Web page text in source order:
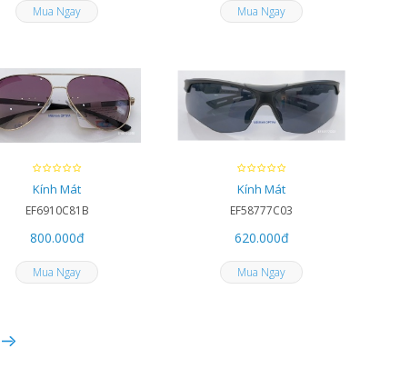
Mua Ngay Mua Ngay
Kính Mát
EF6910C81B
800.000đ
Mua Ngay
Kính Mát
EF58777C03
620.000đ
Mua Ngay